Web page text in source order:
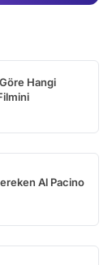
Hangi
Al Pacino